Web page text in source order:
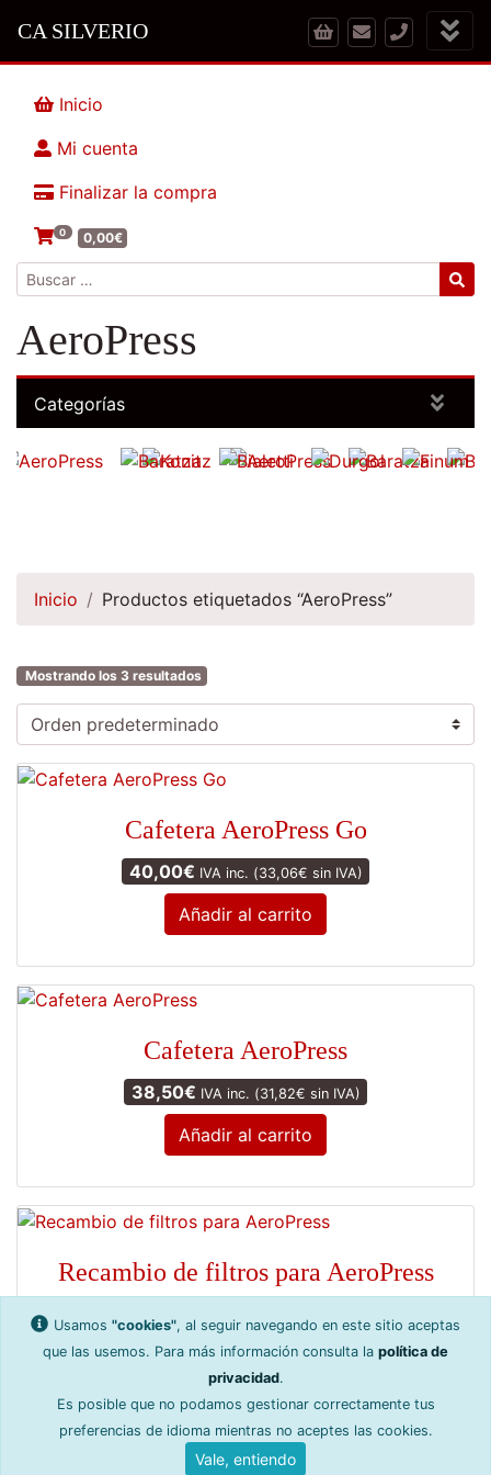
CA SILVERIO
Inicio
Mi cuenta
Finalizar la compra
0 0,00€
Buscar:
AeroPress
Categorías
Inicio Productos etiquetados “AeroPress”
Mostrando los 3 resultados
Cafetera AeroPress Go
40,00€ IVA inc. (33,06€ sin IVA)
Añadir al carrito
Cafetera AeroPress
38,50€ IVA inc. (31,82€ sin IVA)
Añadir al carrito
Recambio de filtros para AeroPress
Añadir al carrito
Política de privacidad
Cŕeditos y software
Condiciones de uso y venta
Ayuda y devoluciones
Usamos "cookies", al seguir navegando en este sitio aceptas
que las usemos. Para más información consulta la política de
privacidad.
Es posible que no podamos gestionar correctamente tus
preferencias de idioma mientras no aceptes las cookies.
Vale, entiendo